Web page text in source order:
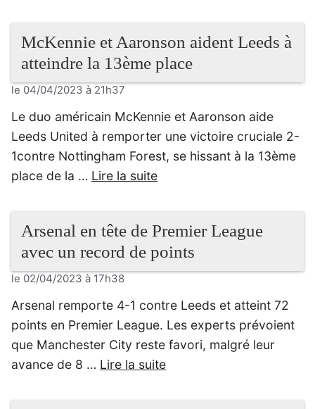
McKennie et Aaronson aident Leeds à
atteindre la 13ème place
le 04/04/2023 à 21h37
Le duo américain McKennie et Aaronson aide
Leeds United à remporter une victoire cruciale 2-
1contre Nottingham Forest, se hissant à la 13ème
place de la … Lire la suite
Arsenal en tête de Premier League
avec un record de points
le 02/04/2023 à 17h38
Arsenal remporte 4-1 contre Leeds et atteint 72
points en Premier League. Les experts prévoient
que Manchester City reste favori, malgré leur
avance de 8 … Lire la suite